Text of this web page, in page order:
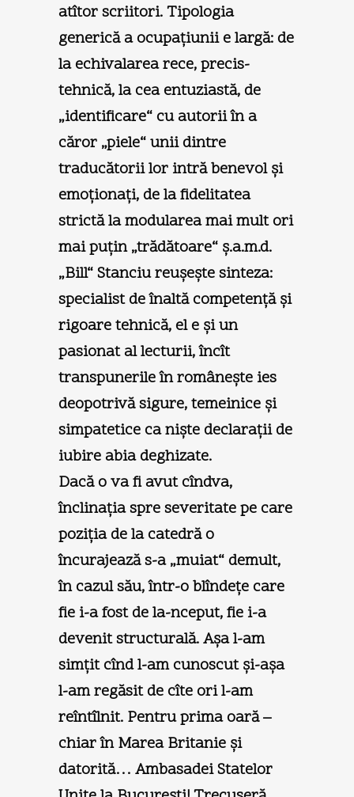
atîtor scriitori. Tipologia
generică a ocupaţiunii e largă: de
la echivalarea rece, precis-
tehnică, la cea entuziastă, de
„identificare“ cu autorii în a
căror „piele“ unii dintre
traducătorii lor intră benevol şi
emoţionaţi, de la fidelitatea
strictă la modularea mai mult ori
mai puţin „trădătoare“ ş.a.m.d.
„Bill“ Stanciu reuşeşte sinteza:
specialist de înaltă competenţă şi
rigoare tehnică, el e şi un
pasionat al lecturii, încît
transpunerile în româneşte ies
deopotrivă sigure, temeinice şi
simpatetice ca nişte declaraţii de
iubire abia deghizate.
Dacă o va fi avut cîndva,
înclinaţia spre severitate pe care
poziţia de la catedră o
încurajează s-a „muiat“ demult,
în cazul său, într-o blîndeţe care
fie i-a fost de la-nceput, fie i-a
devenit structurală. Aşa l-am
simţit cînd l-am cunoscut şi-aşa
l-am regăsit de cîte ori l-am
reîntîlnit. Pentru prima oară –
chiar în Marea Britanie şi
datorită… Ambasadei Statelor